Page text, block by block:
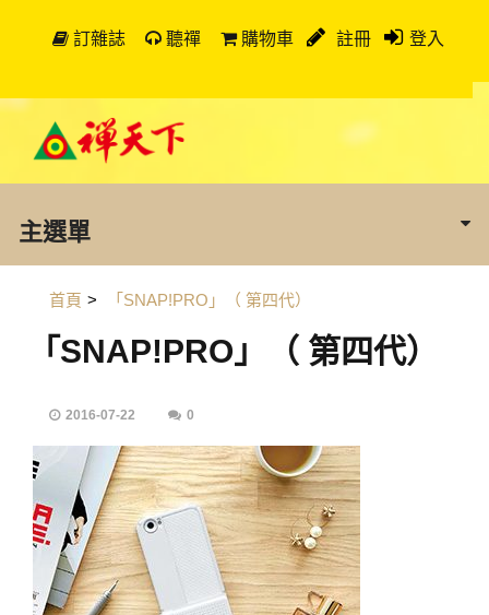
訂雜誌 聽禪 購物車 註冊 登入
主選單
首頁 > 「SNAP!PRO」（ 第四代）
「SNAP!PRO」（ 第四代）
2016-07-22 0